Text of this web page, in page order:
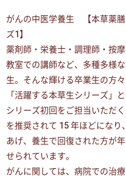
がんの中医学養生 【本草薬膳
ズ1】
薬剤師・栄養士・調理師・按
教室での講師など、多種多様
生。そんな輝ける卒業生の方
「活躍する本草生シリーズ」
シリーズ初回をご担当いただ
を推奨されて 15 年ほどにな
あげ、養生で回復された方が
せられています。
がんに関しては、病院での治